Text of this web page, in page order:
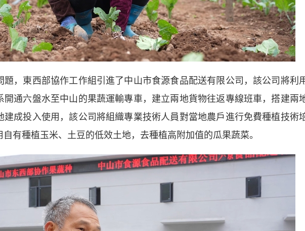
東西部協作工作組引進了中山市食源食品配送有限公司，該公司將利
開通六盤水至中山的果蔬運輸專車，建立兩地貨物往返專線班車，搭建兩
建成投入使用，該公司將組織專業技術人員對當地農戶進行免費種植技術
有種植玉米、土豆的低效土地，去種植高附加值的瓜果蔬菜。